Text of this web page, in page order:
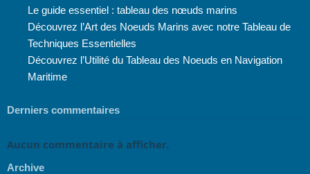
Le guide essentiel : tableau des nœuds marins
Découvrez l’Art des Noeuds Marins avec notre Tableau de
Techniques Essentielles
Découvrez l’Utilité du Tableau des Noeuds en Navigation
Maritime
Derniers commentaires
Aucun commentaire à afficher.
Archive